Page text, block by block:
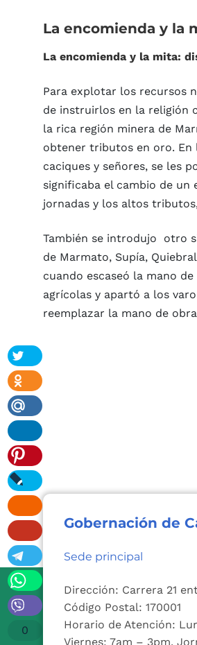
La encomienda y la
La encomienda y la mita:
Para explotar los recursos
de instruirlos en la religión
la rica región minera de
obtener tributos en oro. En
caciques y señores, se les
significaba el cambio de
jornadas y los altos
También se introdujo otro
de Marmato, Supía,
cuando escaseó la mano
agrícolas y apartó a los
reemplazar la mano de
0
Gobernación de
Sede principal
Dirección: Carrera 21
Código Postal: 170001
Horario de Atención:
Viernes: 7am – 3pm.